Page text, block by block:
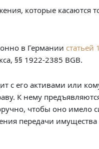
которые касаются
в Германии статьей
§§ 1922-2385 BGB.
с его активами или
К нему
чтобы оно имело
передачи